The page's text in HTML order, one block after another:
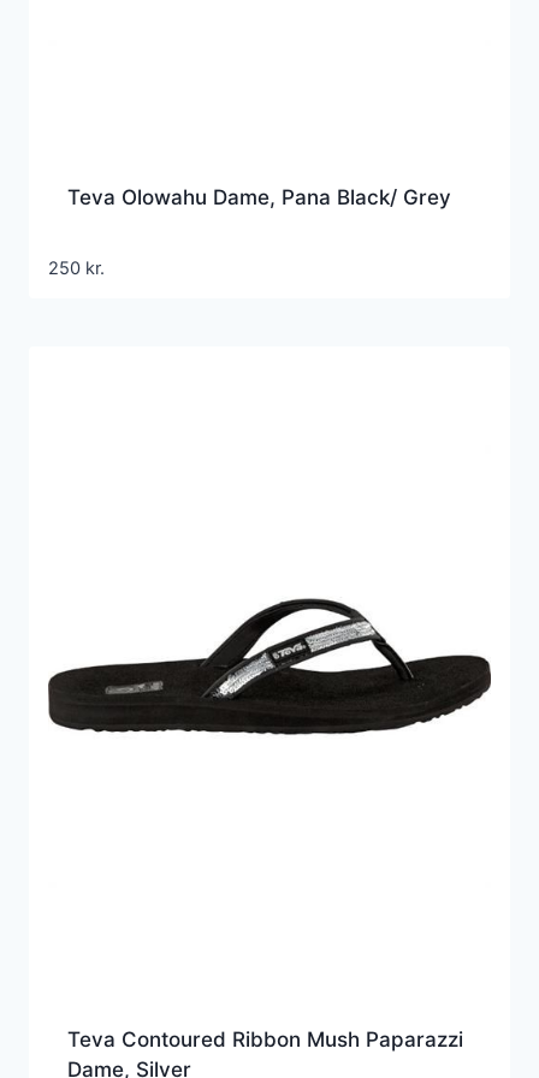
Teva Olowahu Dame, Pana Black/ Grey
250 kr.
Teva Contoured Ribbon Mush Paparazzi
Dame, Silver